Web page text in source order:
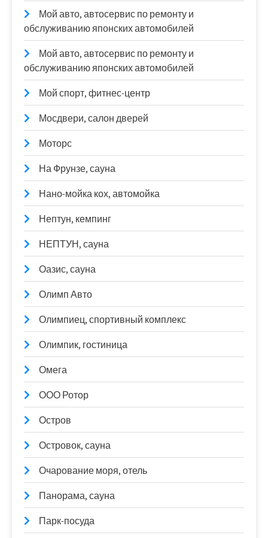
Мой авто, автосервис по ремонту и
обслуживанию японских автомобилей
Мой авто, автосервис по ремонту и
обслуживанию японских автомобилей
Мой спорт, фитнес-центр
Мосдвери, салон дверей
Моторс
На Фрунзе, сауна
Нано-мойка кох, автомойка
Нептун, кемпинг
НЕПТУН, сауна
Оазис, сауна
Олимп Авто
Олимпиец, спортивный комплекс
Олимпик, гостиница
Омега
ООО Ротор
Остров
Островок, сауна
Очарование моря, отель
Панорама, сауна
Парк-посуда